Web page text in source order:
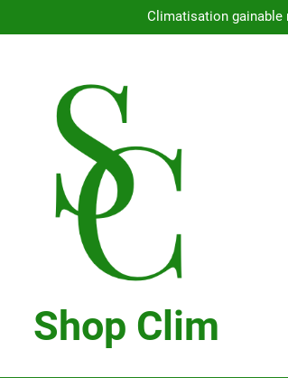
Climatisation gainable
Comment
Shop Clim